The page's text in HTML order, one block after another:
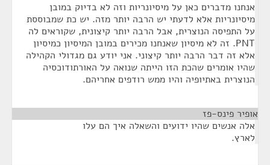
אנחנו מדברים כאן על מיסיונריות וזה לא בדיוק במובן
מיסיונריות אלא לדעתי יש הרבה יותר מזה. יש כת שמבוססת
על התפיסה הנוצרית, אבל הרבה יותר קיצונית, שקוראים לה
PNT. זה לא מיסיון שאנחנו מכירים במובן המיסיון כמיסיון
אלא זה דבר הרבה יותר קיצוני. אני יודע גם מגדולי הקהילה
שהיו אומרים שהכת הזו הייתה שנואה על האורתודוכסיה
הנוצרית באתיופיה והיו ממש רודפים אחריהם.
אופיר פינס-פז
אלה אנשים שהיו ידועים והשאלה איך הם עלו
לארץ.